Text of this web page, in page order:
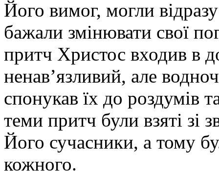
Його вимог, могли
бажали змінювати свої
притч Христос входив в
ненав’язливий, але
спонукав їх до роздумів
теми притч були взяті зі
Його сучасники, а тому
кожного.